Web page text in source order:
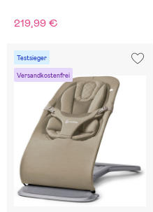
219,99 €
Testsieger
Versandkostenfrei